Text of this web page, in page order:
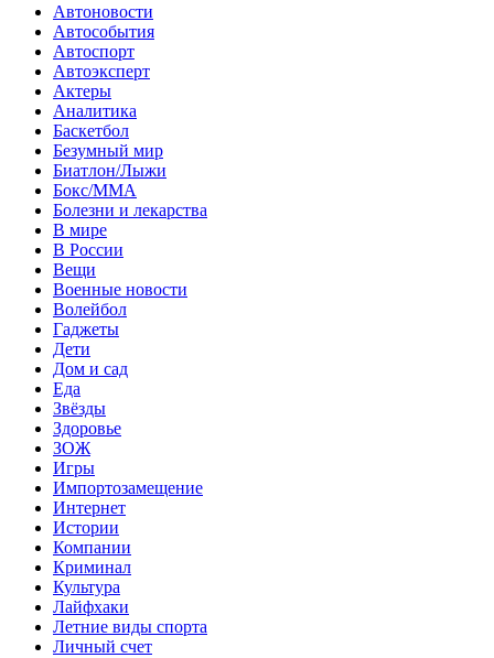
Автоновости
Автособытия
Автоспорт
Автоэксперт
Актеры
Аналитика
Баскетбол
Безумный мир
Биатлон/Лыжи
Бокс/MMA
Болезни и лекарства
В мире
В России
Вещи
Военные новости
Волейбол
Гаджеты
Дети
Дом и сад
Еда
Звёзды
Здоровье
ЗОЖ
Игры
Импортозамещение
Интернет
Истории
Компании
Криминал
Культура
Лайфхаки
Летние виды спорта
Личный счет